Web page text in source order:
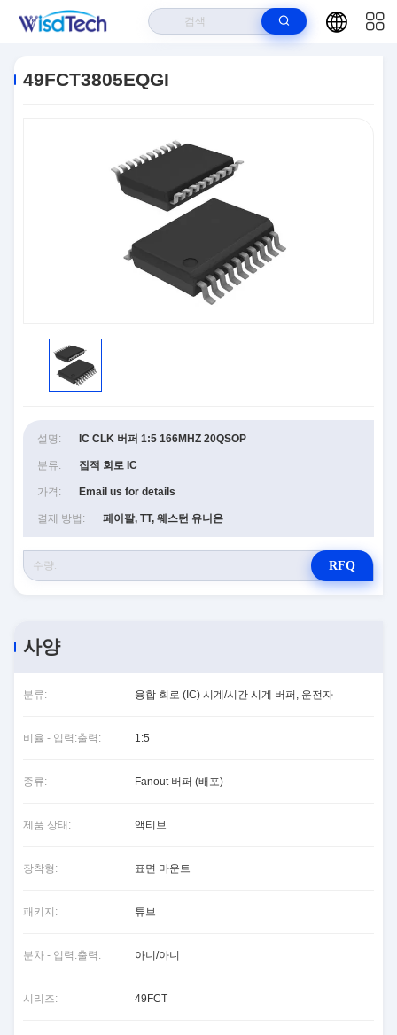
49FCT3805EQGI
설명: IC CLK 버퍼 1:5 166MHZ 20QSOP
분류: 집적 회로 IC
가격: Email us for details
결제 방법: 페이팔, TT, 웨스턴 유니온
RFQ
사양
분류: 융합 회로 (IC) 시계/시간 시계 버퍼, 운전자
비율 - 입력:출력: 1:5
종류: Fanout 버퍼 (배포)
제품 상태: 액티브
장착형: 표면 마운트
패키지: 튜브
분차 - 입력:출력: 아니/아니
시리즈: 49FCT